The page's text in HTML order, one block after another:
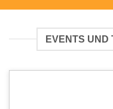
EVENTS UND